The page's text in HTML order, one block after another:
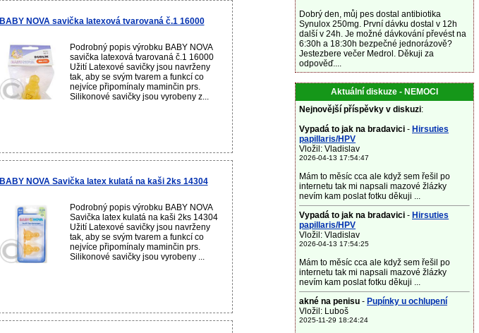
BABY NOVA savička latexová tvarovaná č.1 16000
Podrobný popis výrobku BABY NOVA
savička latexová tvarovaná č.1 16000
Užití Latexové savičky jsou navrženy
tak, aby se svým tvarem a funkcí co
nejvíce připomínaly maminčin prs.
Silikonové savičky jsou vyrobeny z...
BABY NOVA Savička latex kulatá na kaši 2ks 14304
Podrobný popis výrobku BABY NOVA
Savička latex kulatá na kaši 2ks 14304
Užití Latexové savičky jsou navrženy
tak, aby se svým tvarem a funkcí co
nejvíce připomínaly maminčin prs.
Silikonové savičky jsou vyrobeny ...
Dobrý den, můj pes dostal antibiotika
Synulox 250mg. První dávku dostal v 12h
další v 24h. Je možné dávkování převést na
6:30h a 18:30h bezpečné jednorázově?
Jestezbere večer Medrol. Děkuji za
odpověď....
Aktuální diskuze - NEMOCI
Nejnovější příspěvky v diskuzi:
Vypadá to jak na bradavici - Hirsuties
papillaris/HPV
Vložil: Vladislav
2026-04-13 17:54:47
Mám to měsíc cca ale když sem řešil po
internetu tak mi napsali mazové žlázky
nevím kam poslat fotku děkuji ...
Vypadá to jak na bradavici - Hirsuties
papillaris/HPV
Vložil: Vladislav
2026-04-13 17:54:25
Mám to měsíc cca ale když sem řešil po
internetu tak mi napsali mazové žlázky
nevím kam poslat fotku děkuji ...
akné na penisu - Pupínky u ochlupení
Vložil: Luboš
2025-11-29 18:24:24